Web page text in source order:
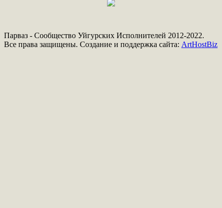
Парваз - Сообщество Уйгурских Исполнителей 2012-2022.
Все права защищены. Создание и поддержка сайта: ArtHostBiz